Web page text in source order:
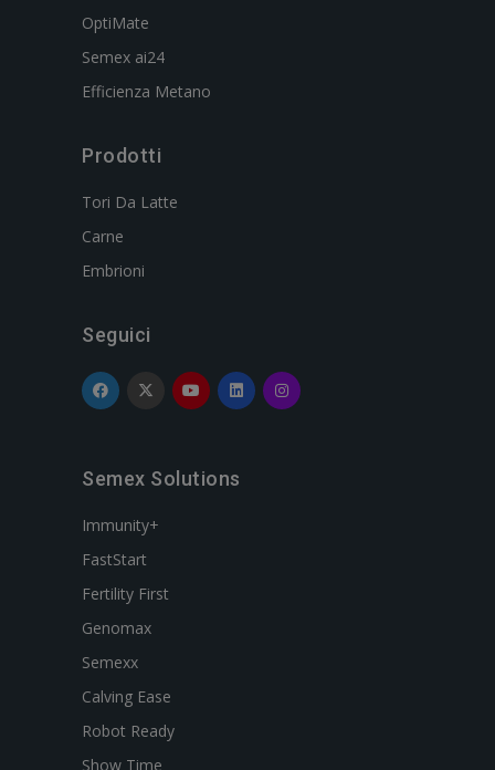
OptiMate
Semex ai24
Efficienza Metano
Prodotti
Tori Da Latte
Carne
Embrioni
Seguici
Semex Solutions
Immunity+
FastStart
Fertility First
Genomax
Semexx
Calving Ease
Robot Ready
Show Time